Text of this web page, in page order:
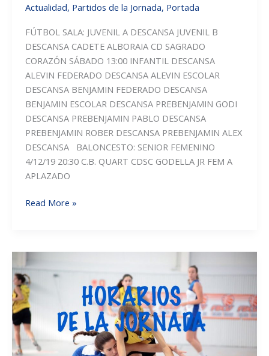
Actualidad, Partidos de la Jornada, Portada
FÚTBOL SALA: JUVENIL A DESCANSA JUVENIL B
DESCANSA CADETE ALBORAIA CD SAGRADO
CORAZÓN SÁBADO 13:00 INFANTIL DESCANSA
ALEVIN FEDERADO DESCANSA ALEVIN ESCOLAR
DESCANSA BENJAMIN FEDERADO DESCANSA
BENJAMIN ESCOLAR DESCANSA PREBENJAMIN GODI
DESCANSA PREBENJAMIN PABLO DESCANSA
PREBENJAMIN ROBER DESCANSA PREBENJAMIN ALEX
DESCANSA BALONCESTO: SENIOR FEMENINO
4/12/19 20:30 C.B. QUART CDSC GODELLA JR FEM A
APLAZADO
POCOS
PERO
MUY
IMPORTANTES!
SUERTE
CHIC@S!!
Read More »